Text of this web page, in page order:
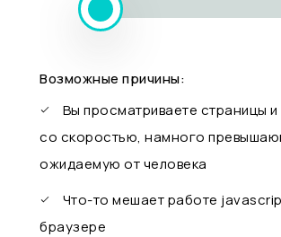
Возможные причины:
Вы просматриваете страницы и
со скоростью, намного
ожидаемую от человека
Что-то мешает работе
браузере